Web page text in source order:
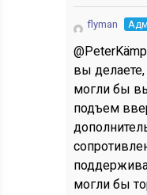
flyman
вы делаете,
могли бы
подъем
могли бы